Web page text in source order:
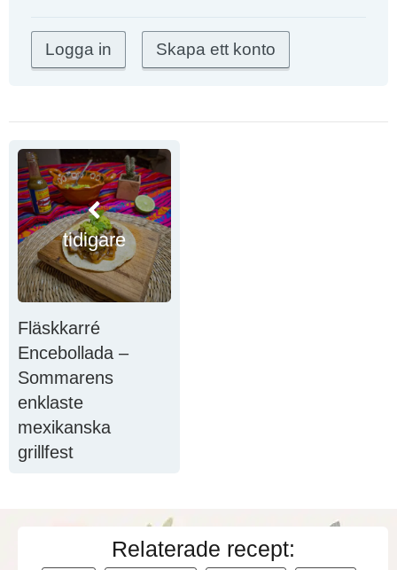
tidigare
Fläskkarré
Encebollada –
Sommarens
enklaste
mexikanska
grillfest
Relaterade recept: